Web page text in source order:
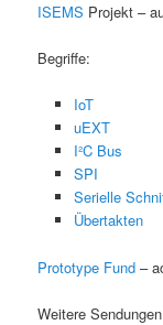
ISEMS Projekt –
Begriffe:
IoT
uEXT
I²C Bus
SPI
Serielle
Übertakten
Prototype Fund –
Weitere